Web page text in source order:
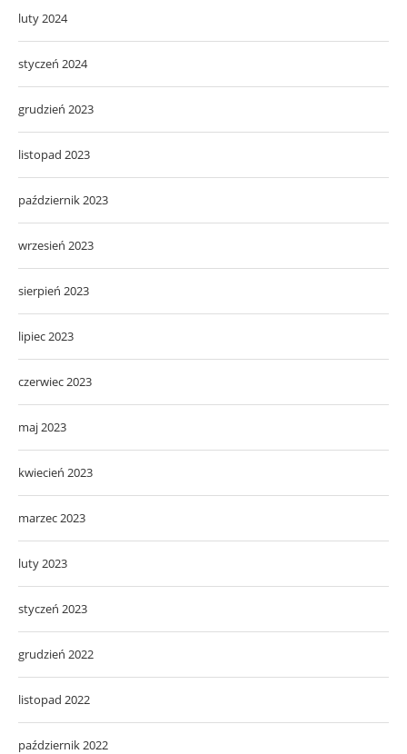
luty 2024
styczeń 2024
grudzień 2023
listopad 2023
październik 2023
wrzesień 2023
sierpień 2023
lipiec 2023
czerwiec 2023
maj 2023
kwiecień 2023
marzec 2023
luty 2023
styczeń 2023
grudzień 2022
listopad 2022
październik 2022